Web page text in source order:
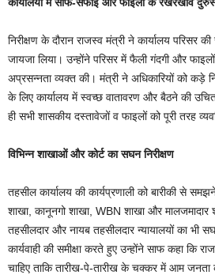
​निरीक्षण के दौरान राजस्व मंत्री ने कार्यालय परिसर
जायजा लिया। उन्होंने परिसर में फैली गंदगी और
अप्रसन्नता व्यक्त की। मंत्री ने अधिकारियों को कड़े
के लिए कार्यालय में स्वच्छ वातावरण और बैठने की
ही सभी शासकीय दस्तावेजों व फाइलों को पूरी तरह
​विभिन्न शाखाओं और कोर्ट का सघन निरीक्षण
तहसील कार्यालय की कार्यप्रणाली को बारीकी से
शाखा, कानूनगो शाखा, WBN शाखा और
तहसीलदार और नायब तहसीलदार न्यायालयों का भी
कार्यवाही की समीक्षा करते हुए उन्होंने साफ कहा कि
चाहिए ताकि तारीख-पे-तारीख के चक्कर में आम जनता